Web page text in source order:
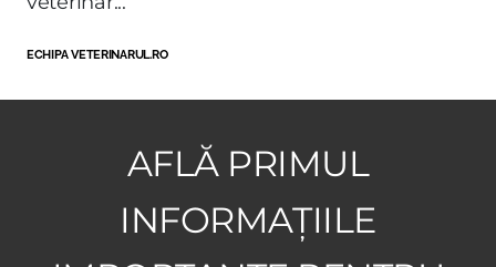
ECHIPA VETERINARUL.RO
AFLĂ PRIMUL
INFORMAȚIILE